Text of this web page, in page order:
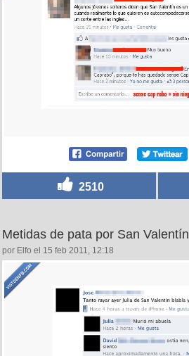
2510
Metidas de pata por San Valentín
por Elfo el 15 feb 2011, 12:18